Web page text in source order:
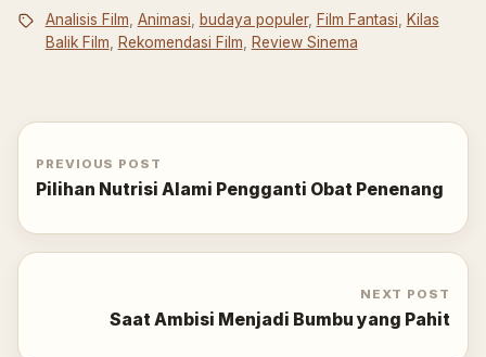
Analisis Film Animasi budaya populer, Film Fantasi
Kilas
Balik Film
Rekomendasi Film Review Sinema
PREVIOUS POST
Pilihan Nutrisi Alami Pengganti Obat Penenang
NEXT POST
Saat Ambisi Menjadi Bumbu yang Pahit